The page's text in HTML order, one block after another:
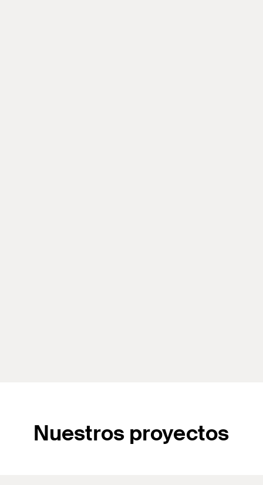
Nuestros proyectos